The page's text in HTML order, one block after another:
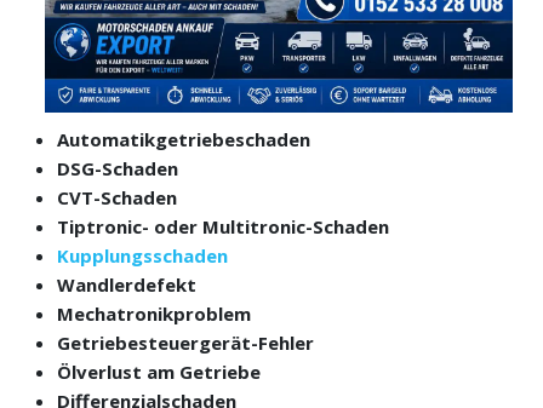
Automatikgetriebeschaden
DSG-Schaden
CVT-Schaden
Tiptronic- oder Multitronic-Schaden
Kupplungsschaden
Wandlerdefekt
Mechatronikproblem
Getriebesteuergerät-Fehler
Ölverlust am Getriebe
Differenzialschaden